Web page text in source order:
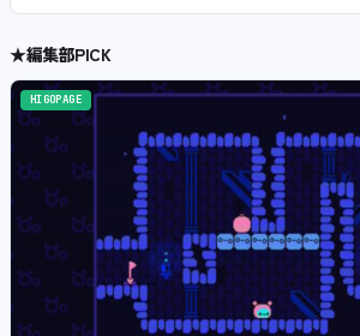
★編集部PICK
HIGOPAGE